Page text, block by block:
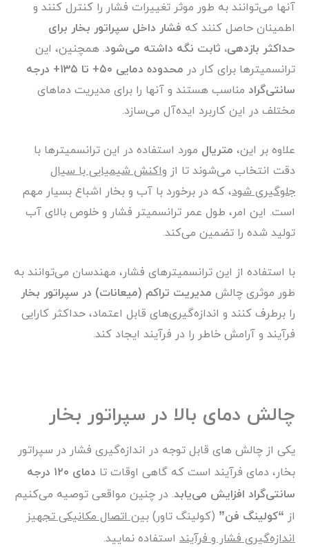
آنها می‌توانند به طور موثر تغییرات فشار را کنترل کنند و
اطمینان حاصل کنند که فشار داخل سپراتور بخار برای
حداکثر بازدهی، ثابت نگه داشته می‌شود. همچنین، این
ترانسمیتر‌ها برای کار در
محدوده دمایی ۵۰+ تا ۱۳۵+ درجه
سانتی‌گراد مناسب هستند و آنها را برای مدیریت دماهای
مختلف در این کاربرد ایده‌آل می‌سازد.
علاوه بر این، متریال مورد استفاده در این ترانسمیتر‌ها با
دقت انتخاب می‌شوند تا از واکنش شیمیایی با سیال
جلوگیری شود، که در برخورد با آب و بخار اشباع بسیار مهم
است. این امر، طول عمر ترانسمیتر فشار و خلوص بالای آب
تولید شده را تضمین می‌کند.
با استفاده از این ترانسمیتر‌های فشار، مهندسان می‌توانند به
طور موثری چالش مدیریت تراکم (میعانات) در سپراتور بخار
را برطرف کنند و اندازه‌گیری‌های قابل اعتماد، حداکثر کارایی
فرآیند و آرامش خاطر را در فرآیند ایجاد کند.
چالش دمای بالا در سپراتور بخار
یکی از چالش های قابل توجه در اندازه‌گیری فشار در سپراتور
بخار، دمای فرآیند است که گاهی اوقات تا
دمای ۱۲۰ درجه
سانتی‌گراد افزایش می‌یابد. در چنین مواقعی توصیه می‌کنیم
از “کولینگ فن” (کولینگ تاور) بین اتصال مکانیکی تجهیز
اندازه‌گیری فشار و فرآیند استفاده نمایید.